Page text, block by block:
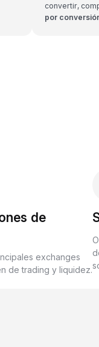
convertir,
por
de
exchanges
de trading y liquidez.